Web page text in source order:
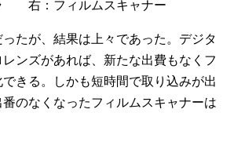
右：フィルムスキャナー
たが、結果は上々であった。デジタ
ンズがあれば、新たな出費もなくフ
きる。しかも短時間で取り込みが出
のなくなったフィルムスキャナーは